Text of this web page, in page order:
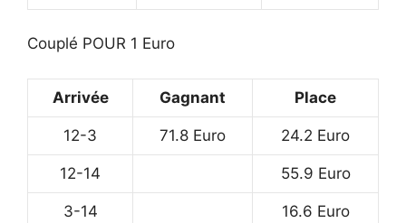
Couplé POUR 1 Euro
Arrivée Gagnant Place
12-3 71.8 Euro 24.2 Euro
12-14 55.9 Euro
3-14 16.6 Euro